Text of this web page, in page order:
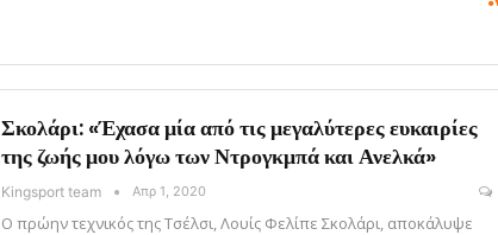
Σκολάρι: «Έχασα μία από τις μεγαλύτερες ευκαιρίες
της ζωής μου λόγω των Ντρογκμπά και Ανελκά»
Kingsport team Απρ 1, 2020
Ο πρώην τεχνικός της Τσέλσι, Λουίς Φελίπε Σκολάρι, αποκάλυψε